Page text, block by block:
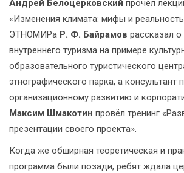
Андрей Белоцерковский прочёл
«Изменения климата: мифы и
ЭТНОМИРа Р. Ф. Байрамов рассказал
внутреннего туризма на примере
образовательного туристического
этнографического парка, а консультант
организационному развитию и
Максим Шмакотин провёл тренинг
презентации своего проекта».
Когда же обширная теоретическая и
программа были позади, ребят ждала